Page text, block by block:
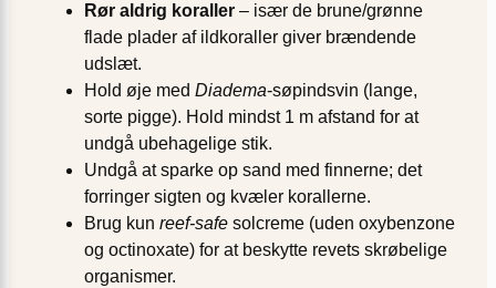
Rør aldrig koraller – især de brune/grønne
flade plader af ildkoraller giver brændende
udslæt.
Hold øje med Diadema-søpindsvin (lange,
sorte pigge). Hold mindst 1 m afstand for at
undgå ubehagelige stik.
Undgå at sparke op sand med finnerne; det
forringer sigten og kvæler korallerne.
Brug kun reef-safe solcreme (uden oxybenzone
og octinoxate) for at beskytte revets skrøbelige
organismer.